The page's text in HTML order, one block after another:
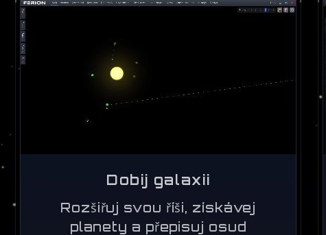
Dobij galaxii
Rozšiřuj svou říši, získávej
planety a přepisuj osud